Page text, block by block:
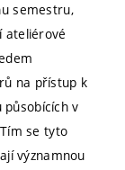
semestru,
ateliérové
na přístup k
v
se tyto
významnou